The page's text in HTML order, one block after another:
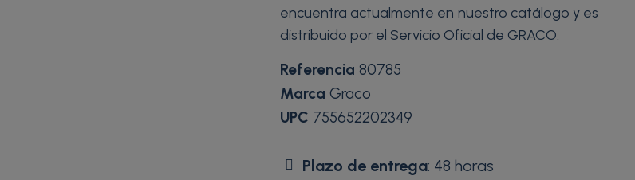
encuentra actualmente en nuestro catálogo y es
distribuido por el Servicio Oficial de GRACO.
Referencia 80785
Marca Graco
UPC 755652202349
Plazo de entrega: 48 horas